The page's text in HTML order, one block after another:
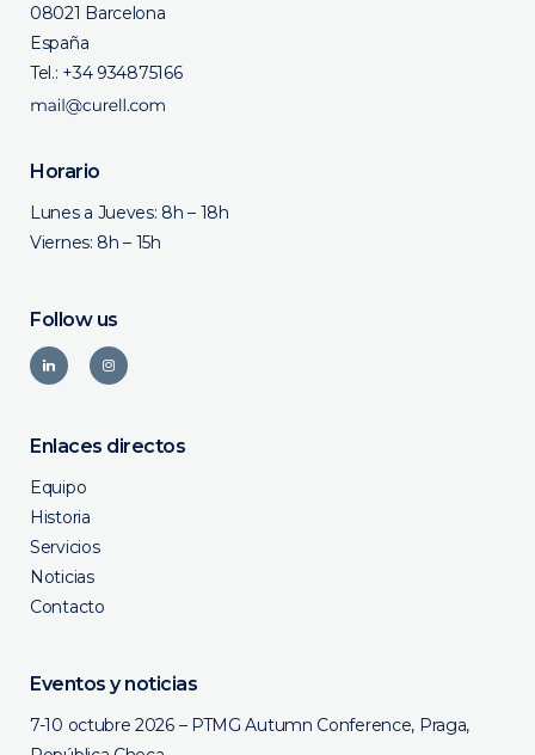
08021 Barcelona
España
Tel.: +34 934875166
Horario
Lunes a Jueves: 8h – 18h
Viernes: 8h – 15h
Follow us
Enlaces directos
Equipo
Historia
Servicios
Noticias
Contacto
Eventos y noticias
7-10 octubre 2026 – PTMG Autumn Conference, Praga,